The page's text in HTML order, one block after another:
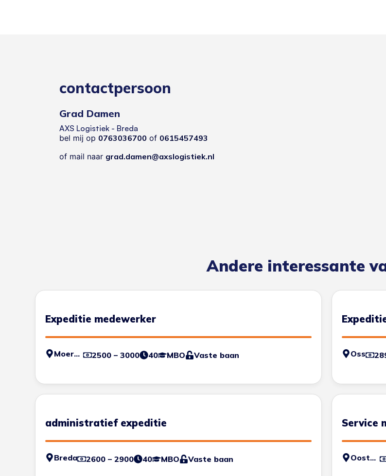
contactpersoon
Grad Damen
AXS Logistiek - Breda
bel mij op 0763036700 of 0615457493
of mail naar grad.damen@axslogistiek.nl
Andere interessante
Expeditie medewerker
Moerdijk 2500 – 3000 40 MBO Vaste baan Oss
administratief expeditie
Breda 2600 – 2900 40 MBO Vaste baan
Service
Oosterhout